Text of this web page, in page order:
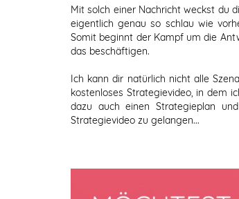
Mit solch einer Nachricht weckst du
eigentlich genau so schlau wie
Somit beginnt der Kampf um die
das beschäftigen.
Ich kann dir natürlich nicht alle
kostenloses Strategievideo, in dem
dazu auch einen Strategieplan
Strategievideo zu gelangen...